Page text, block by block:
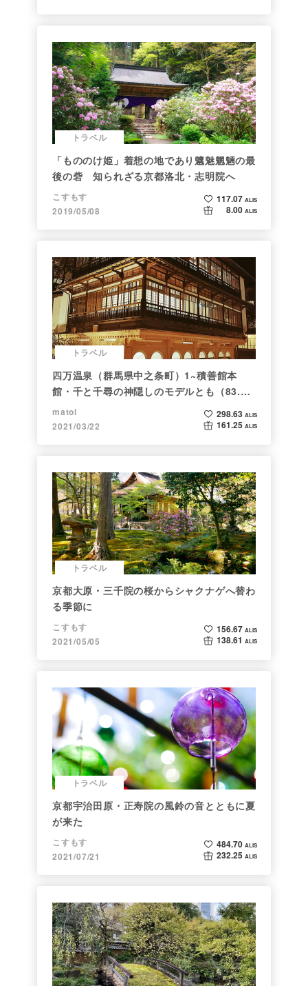
トラベル
「もののけ姫」着想の地であり魑魅魍魎の最
後の砦 知られざる京都洛北・志明院へ
こすもす
2019/05/08
117.07 ALIS
8.00 ALIS
トラベル
四万温泉（群馬県中之条町）1~積善館本
館・千と千尋の神隠しのモデルとも（83.と
らべるショット）
matol
2021/03/22
298.63 ALIS
161.25 ALIS
トラベル
京都大原・三千院の桜からシャクナゲへ替わ
る季節に
こすもす
2021/05/05
156.67 ALIS
138.61 ALIS
トラベル
京都宇治田原・正寿院の風鈴の音とともに夏
が来た
こすもす
2021/07/21
484.70 ALIS
232.25 ALIS